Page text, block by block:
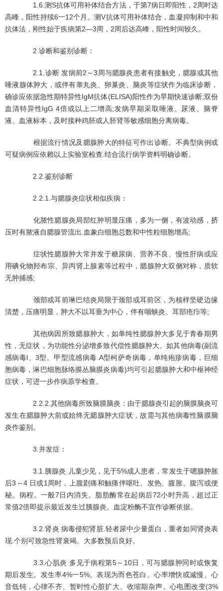
1.6.测S抗体可用补体结合方法，于第7病日即阳性，2周时达
高峰，阳性持续6一12个月。测V抗体可用补体结合，血凝抑制和中和
抗体法，刚性始于疾病第2—3周，2周后达高峰，阳性时间较久。
2.诊断和鉴别诊断：
2.1.诊断 发病前2～3周与腮腺炎患者有接触史，腮腺或其他
唾液腺体肿大，或伴有睾丸炎、卵巢炎、脑炎等症状作为临床诊断，
确诊应依据急性期特异性IgM抗体(ELISA)阳性作为早期快速诊断;双份
血清特异性IgG 4倍或以上二增高;发病早期采取唾液、尿液、脑脊
液、血液标本，及时接种鸡胚或人胚肾等敏感细胞分离病毒。
根据流行情况及腮腺肿大的特征可作出诊断。不典型病例或
可疑病例应依赖以上实验室检查.结合流行病学资料明确诊断。
2.2.鉴别诊断
2.2.1.与腮腺炎症状相似疾病：
化脓性腮腺炎局部红肿明显压痛，多为一侧，有波动感，挤
压时有脓液自腮腺管流出.血象白细胞总数和中性粒细胞增高;
症状性腮腺肿大常并发于糖尿病、营养不良、慢性肝病或应
用碘化物羟布宗、异丙肾上腺素等过程中，腮腺肿大双侧对称，质软
无肿捕感;
颈部或耳前琳巴结炎局限于颈部或耳前区，为核样坚硬边缘
清楚，压痛明显，肿大不以耳垂为中心，伴有咽蛱炎、耳部疮疖等;
其他病因所致腮腺肿大，如单纯性腮腺肿大多见于青春期男
性，无症状，为功能性分泌增多致代偿性腮腺肿大。如其他病毒(副流
感病毒l、3型。甲型流感病毒.A型柯萨奇病毒，单纯疱疹病毒，巨细
胞病毒，淋巴细胞脉络膜丛脑膜炎病毒)均可引起腮腺肿大和中枢神经
症状，可进一步作病原学检查。
2.2.2.其他病毒所致脑膜脑炎：由于腮腺炎引起的脑膜脑炎可
发生在腮腺肿大前或始终无腮腺肿大症状，故需与其他病毒性脑膜脑
炎作鉴别。
3.并发症：
3.1.胰腺炎 儿童少见，见于5%成人患者，常发生于嗯腺肿胀
后3～4 日或1周时，上腹剧痛和触痛伴呕吐、发热、腹胀、腹泻或便
秘。病程。一般7日内消失。脂肪酶常在起病后72小时升高，超过正
常值2倍即提示最近发生过胰腺炎。血淀粉酶不宜作诊断依据。
3.2.肾炎 病毒侵犯肾脏.轻者尿中少量蛋白，重者如同肾炎表
现.个别可致急性肾衰竭。大多数预后良好。
3.3.心肌炎 多见于病程第5～10日，可与腮腺肿同时或恢复
期后发生。发生率4%一5%。表现为而色苍白、心率增快或减慢、心
音低钝，心律不齐、暂时性心脏扩大、收缩期杂声。心电图改变(3%